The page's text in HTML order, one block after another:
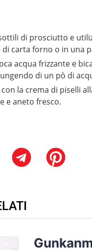
di prosciutto e
carta forno o in una
acqua frizzante e
di un pò di
la crema di piselli
e aneto fresco.